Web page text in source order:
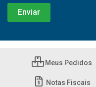
Meus Pedidos
Notas Fiscais